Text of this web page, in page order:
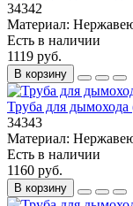
34342
Материал:
Есть в наличии
1119 руб.
В корзину
Труба для
34343
Материал:
Есть в наличии
1160 руб.
В корзину